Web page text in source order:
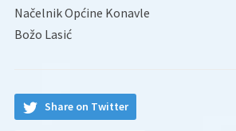
Načelnik Općine Konavle
Božo Lasić
Share on Twitter